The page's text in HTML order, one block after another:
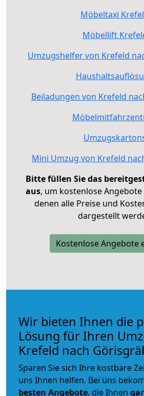
Möbeltaxi
Möbellift
Umzugshelfer von Krefeld
Beiladungen von Krefeld
Mini Umzug von Krefeld
Bitte füllen Sie das
aus, um kostenlose
denen alle Preise und
dargestellt
Kostenlose Angebote
Wir bieten Ihnen die
Lösung für Ihren
Krefeld nach
Sparen Sie sich Ihre kostbare
uns Ihnen helfen. Bei uns
besten Angebote, die Ihnen